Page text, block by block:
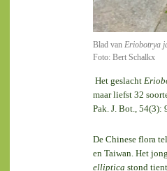
Blad van Eriobotrya
Foto: Bert Schalkx
Het geslacht
maar liefst 32
Pak. J. Bot., 54(3):
De Chinese flora
en Taiwan. Het
elliptica stond